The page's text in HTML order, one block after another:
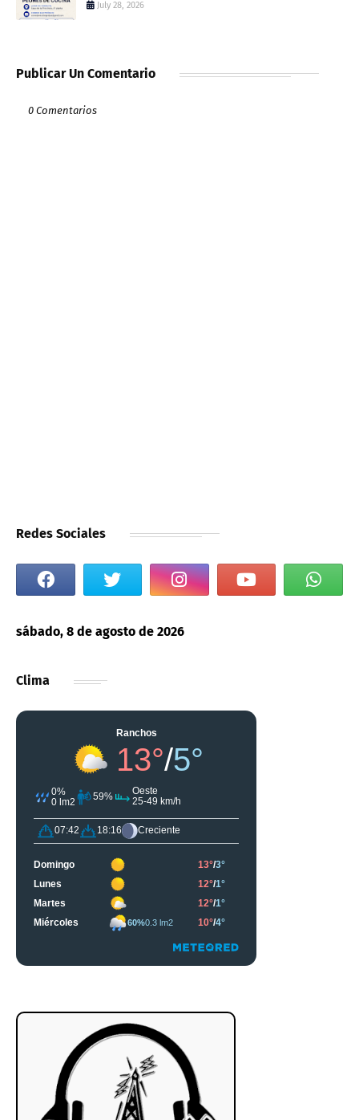
July 28, 2026
Publicar Un Comentario
0 Comentarios
Redes Sociales
sábado, 8 de agosto de 2026
Clima